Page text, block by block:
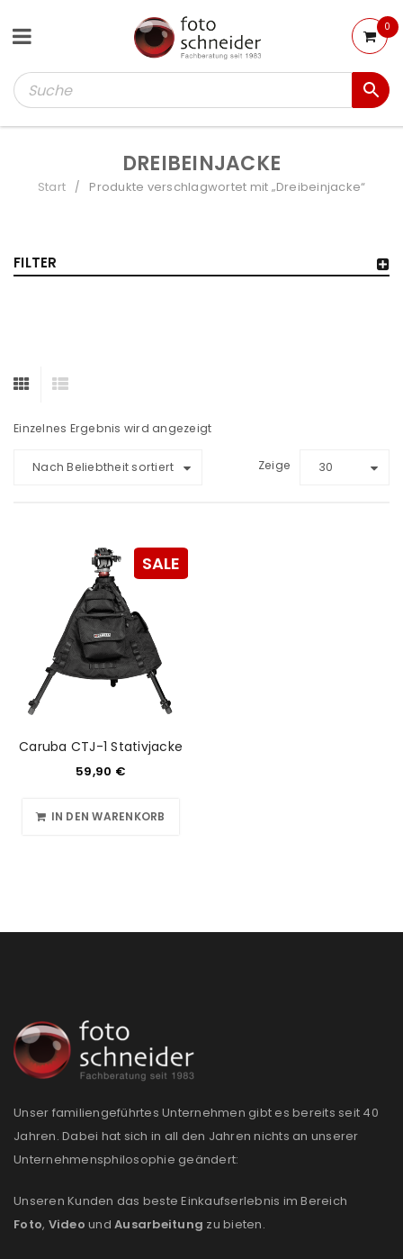
0
DREIBEINJACKE
Start / Produkte verschlagwortet mit „Dreibeinjacke“
FILTER
Einzelnes Ergebnis wird angezeigt
Nach Beliebtheit sortiert Zeige 30
SALE
Caruba CTJ-1 Stativjacke
59,90 €
IN DEN WARENKORB
Unser familiengeführtes Unternehmen gibt es bereits seit 40
Jahren. Dabei hat sich in all den Jahren nichts an unserer
Unternehmensphilosophie geändert:
Unseren Kunden das beste Einkaufserlebnis im Bereich
Foto, Video und Ausarbeitung zu bieten.